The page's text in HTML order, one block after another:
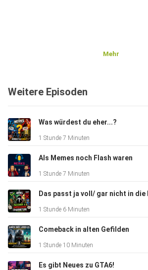
Mehr
Weitere Episoden
Was würdest du eher...?
1 Stunde 7 Minuten
Als Memes noch Flash waren
1 Stunde 7 Minuten
Das passt ja voll/ gar nicht in die
1 Stunde 6 Minuten
Comeback in alten Gefilden
1 Stunde 10 Minuten
Es gibt Neues zu GTA6!